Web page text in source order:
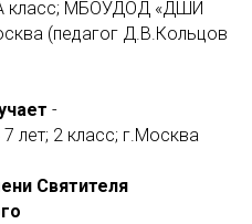
класс; МБОУДОД «ДШИ
(педагог Д.В.Кольцов
-
лет; 2 класс; г.Москва
Святителя